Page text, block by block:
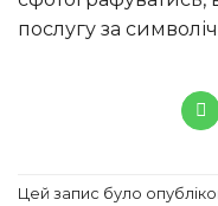
послугу за
Цей запис було